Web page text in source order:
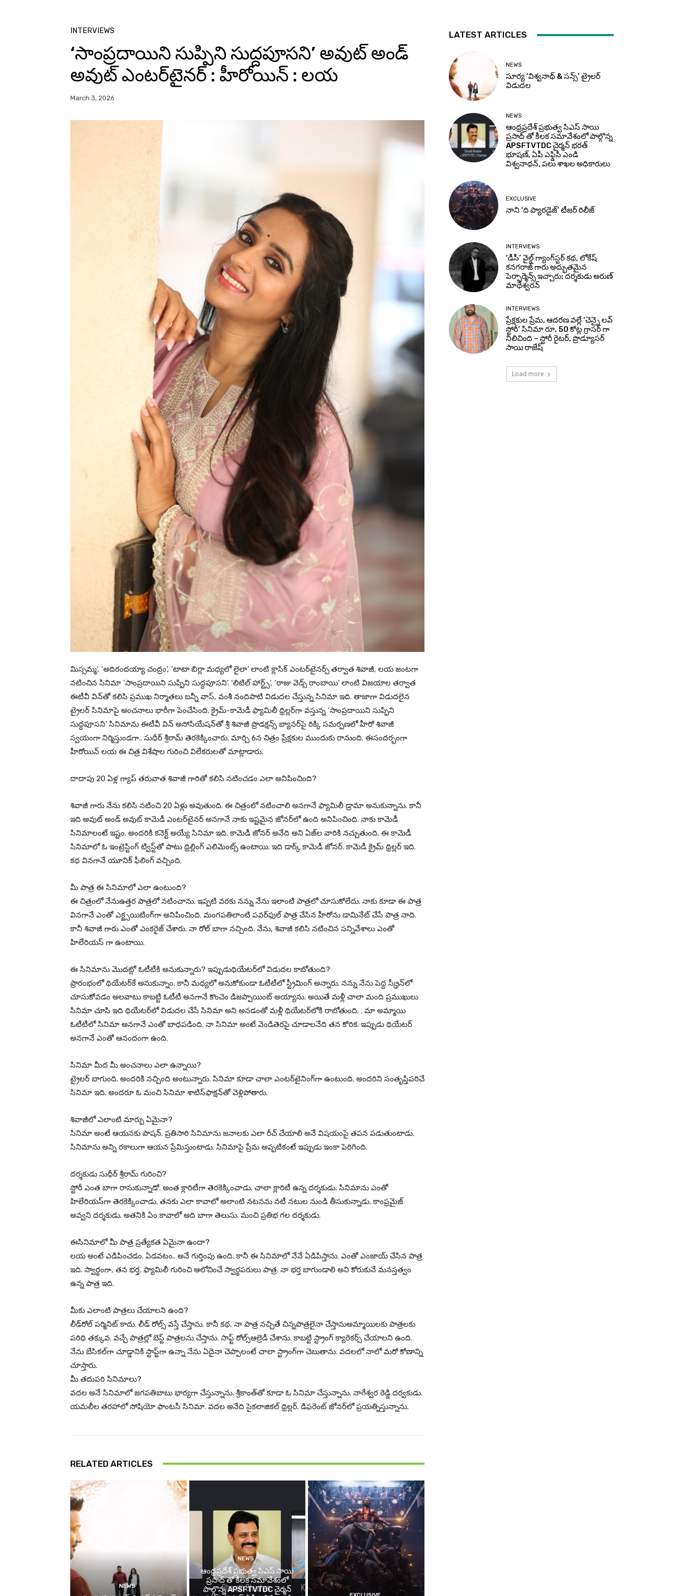
INTERVIEWS
‘సాంప్రదాయిని సుప్పిని సుద్దపూసని’ అవుట్‌ అండ్‌
అవుట్‌ ఎంటర్‌టైనర్‌ : హీరోయిన్‌ : లయ
March 3, 2026
మిస్సమ్మ’, ‘అదిరందయ్యా చంద్రం’, ‘టాటా బిర్లా మధ్యలో లైలా’ లాంటి క్లాసిక్ ఎంటర్‌టైనర్స్ తర్వాత శివాజీ, లయ జంటగా
నటించిన సినిమా ‘సాంప్రదాయిని సుప్పిని సుద్దపూసని’. ‘లిటిల్ హార్ట్స్’, ‘రాజు వెడ్స్ రాంబాయి’ లాంటి విజయాల తర్వాత
ఈటీవీ విన్‌తో కలిసి ప్రముఖ నిర్మాతలు బన్నీ వాస్, వంశీ నందిపాటి విడుదల చేస్తున్న సినిమా ఇది. తాజాగా విడుదలైన
ట్రైలర్ సినిమాపై అంచనాలు భారీగా పెంచేసింది. క్రైమ్-కామెడీ ఫ్యామిలీ థ్రిల్లర్‌గా వస్తున్న ‘సాంప్రదాయిని సుప్పిని
సుద్దపూసని’ సినిమాను ఈటీవీ విన్‌ అసోసియేషన్‌తో శ్రీ శివాజీ ప్రొడక్షన్స్ బ్యానర్‌పై రిక్కి సమర్పణలో హీరో శివాజీ
స్వయంగా నిర్మిస్తుండగా.. సుధీర్ శ్రీరామ్ తెరకెక్కించారు. మార్చి 6న చిత్రం ప్రేక్షకుల ముందుకు రానుంది. ఈసందర్భంగా
హీరోయిన్‌ లయ ఈ చిత్ర విశేషాల గురించి విలేకరులతో మాట్లాడారు.
దాదాపు 20 ఏళ్ల గ్యాప్‌ తరువాత శివాజీ గారితో కలిసి నటించడం ఎలా అనిపించింది?
శివాజీ గారు నేను కలిసి నటించి 20 ఏళ్లు అవుతుంది. ఈ చిత్రంలో నటించాలి అనగానే ఫ్యామిలీ డ్రామా అనుకున్నాను. కానీ
ఇది అవుట్‌ అండ్‌ అవుట్‌ కామెడీ ఎంటర్‌టైనర్‌ అనగానే నాకు ఇష్టమైన జోనర్‌లో ఉంది అనిపించింది. నాకు కామెడీ
సినిమాలంటే ఇష్టం. అందరికి కనెక్ట్‌ అయ్యే సినిమా ఇది. కామెడీ జోనర్‌ అనేది అని ఏజ్‌ల వారికి నచ్చుతుంది. ఈ కామెడీ
సినిమాలో ఓ ఇంట్రెస్టింగ్‌ ట్విస్ట్‌తో పాటు థ్రిల్లింగ్‌ ఎలిమెంట్స్‌ ఉంటాయి. ఇది డార్క్‌ కామెడీ జోనర్‌. కామెడీ క్రైమ్‌ థ్రిల్లర్‌ ఇది.
కథ వినగానే యూనిక్‌ ఫీలింగ్‌ వచ్చింది.
మీ పాత్ర ఈ సినిమాలో ఎలా ఉంటుంది?
ఈ చిత్రంలో నేనుఉత్తర పాత్రలో నటించాను. ఇప్పటి వరకు నన్ను నేను ఇలాంటి పాత్రలో చూసుకోలేదు. నాకు కూడా ఈ పాత్ర
వినగానే ఎంతో ఎక్జ్సయిటింగ్‌గా అనిపించింది. మంగపతిలాంటి పవర్‌ఫుల్‌ పాత్ర చేసిన హీరోను డామినేట్‌ చేసే పాత్ర నాది.
కానీ శివాజీ గారు ఎంతో ఎంకరైజ్‌ చేశారు. నా రోల్ బాగా నచ్చింది. నేను, శివాజీ కలిసి నటించిన సన్నివేశాలు ఎంతో
హిలేరియస్‌ గా ఉంటాయి.
ఈ సినిమాను మొదట్లో ఓటీటీకి అనుకున్నారు? ఇప్పుడుథియేటర్‌లో విడుదల కాబోతుంది?
ప్రారంభంలో థియేటర్‌కే అనుకున్నాం. కానీ మధ్యలో అనుకోకుండా ఓటీటీలో స్ట్రీమింగ్‌ అన్నారు. నన్ను నేను పెద్ద స్క్రీన్‌లో
చూసుకోవడం అలవాటు కాబట్టి ఓటీటీ అనగానే కొంచెం డిజప్పాయింట్‌ అయ్యాను. అయితే మళ్లీ చాలా మంది ప్రముఖులు
సినిమా చూసి ఇది థియేటర్‌లో విడుదల చేసే సినిమా అని అనడంతో మళ్లీ థియేటర్‌లోకి రాబోతుంది. . మా అమ్మాయి
ఓటీటీలో సినిమా అనగానే ఎంతో బాధపడింది. నా సినిమా అంటే వెండితెరపై చూడాలనేది తన కోరిక. ఇప్పుడు థియేటర్‌
అనగానే ఎంతో ఆనందంగా ఉంది.
సినిమా మీద మీ అంచనాలు ఎలా ఉన్నాయి?
ట్రైలర్‌ బాగుంది. అందరికి నచ్చింది అంటున్నారు. సినిమా కూడా చాలా ఎంటర్‌టైనింగ్‌గా ఉంటుంది. అందరిని సంతృప్తిపరిచే
సినిమా ఇది. అందరూ ఓ మంచి సినిమా శాటిస్‌ఫాక్షన్‌తో వెళ్లిపోతారు.
శివాజీలో ఎలాంటి మార్పు ఏమైనా?
సినిమా అంటే ఆయనకు పాషన్‌. ప్రతిసారి సినిమాను జనాలకు ఎలా రీచ్‌ చేయాలి అనే విషయంపై తపన పడుతుంటాడు.
సినిమాను అన్ని రకాలుగా ఆయన ప్రేమిస్తుంటాడు. సినిమాపై ప్రేమ అప్పటికంటే ఇప్పుడు ఇంకా పెరిగింది.
దర్శకుడు సుధీర్‌ శ్రీరామ్‌ గురించి?
స్టోరీ ఎంత బాగా రాసుకున్నాడో. అంత క్లారిటీగా తెరకెక్కించాడు. చాలా క్లారిటీ ఉన్న దర్శకుడు. సినిమాను ఎంతో
హిలేరియస్‌గా తెరకెక్కించాడు. తనకు ఎలా కావాలో అలాంటి నటనను నటీ నటుల నుండి తీసుకున్నాడు. కాంప్రమైజ్‌
అవ్వని దర్శకుడు. అతనికి ఏం కావాలో అది బాగా తెలుసు. మంచి ప్రతిభ గల దర్శకుడు.
ఈసినిమాలో మీ పాత్ర ప్రత్యేకత ఏమైనా ఉందా?
లయ అంటే ఎడిపించడం. ఏడవటం.. అనే గుర్తింపు ఉంది. కానీ ఈ సినిమాలో నేనే ఏడిపిస్తాను. ఎంతో ఎంజాయ్‌ చేసిన పాత్ర
ఇది. స్వార్థంగా, తన భర్త, ఫ్యామిలీ గురించి ఆలోచించే స్వార్థపరులు పాత్ర. నా భర్త బాగుండాలి అని కోరుకునే మనస్తత్వం
ఉన్న పాత్ర ఇది.
మీకు ఎలాంటి పాత్రలు చేయాలని ఉంది?
లీడ్‌రోల్‌ పర్మినిట్‌ కాదు. లీడ్‌ రోల్స్‌ వస్తే చేస్తాను. కానీ కథ, నా పాత్ర నచ్చితే చిన్నపాత్రలైనా చేస్తానుఅమ్మాయిలకు పాత్రలకు
పరిధి తక్కువ. వచ్చే పాత్రల్లో బెస్ట్‌ పాత్రలను చేస్తాను. సాఫ్ట్‌ రోల్స్‌ఆల్రెడీ చేశాను. కాబట్టి స్ట్రాంగ్‌ క్యారెకర్స్‌ చేయాలని ఉంది.
నేను బేసికల్‌గా చూడ్డానికి స్టాప్ట్‌గా ఉన్నా నేను ఏదైనా చెప్పాలంటే చాలా స్ట్రాంగ్‌గా చెబుతాను. వదలలో నాలో మరో కోణాన్ని
చూస్తారు.
మీ తదుపరి సినిమాలు?
వదల అనే సినిమాలో జగపతిబాబు భార్యగా చేస్తున్నాను. శ్రీకాంత్‌తో కూడా ఓ సినిమా చేస్తున్నాను. నాగేశ్వర రెడ్డి దర్వకుడు.
యమలీల తరహాలో సోషియో ఫాంటసీ సినిమా. వదల అనేది సైకలాజికల్‌ థ్రిల్లర్‌. డిఫరెంట్‌ జోనర్‌లో ప్రయత్నిస్తున్నాను.
RELATED ARTICLES
NEWS
NEWS
ఆంధ్రప్రదేశ్ ప్రభుత్వ సిఎస్ సాయి
ప్రసాద్ తో కీలక సమావేశంలో
పాల్గొన్న APSFTVTDC చైర్మన్
LATEST ARTICLES
NEWS
సూర్య ‘విశ్వనాథ్ & సన్స్’ ట్రైలర్
విడుదల
NEWS
ఆంధ్రప్రదేశ్ ప్రభుత్వ సిఎస్ సాయి
ప్రసాద్ తో కీలక సమావేశంలో పాల్గొన్న
APSFTVTDC చైర్మన్ భరత్
భూషణ్, ఏపీ ఎఫ్డిసి ఎండి
విశ్వనాథన్, పలు శాఖల అధికారులు
EXCLUSIVE
నాని ‘ది ప్యారడైజ్’ టీజర్‌ రిలీజ్
INTERVIEWS
‘డీసీ’ వైల్డ్ గ్యాంగ్‌స్టర్ కథ, లోకేష్
కనగరాజ్ గారు అద్భుతమైన
పెర్ఫార్మెన్స్ ఇచ్చారు: దర్శకుడు అరుణ్
మాథేశ్వరన్
INTERVIEWS
ప్రేక్షకుల ప్రేమ, ఆదరణ వల్లే ‘చెన్నై లవ్
స్టోరీ’ సినిమా రూ. 50 కోట్ల గ్రాసర్ గా
నిలిచింది – స్టోరీ రైటర్, ప్రొడ్యూసర్
సాయి రాజేష్
Load more